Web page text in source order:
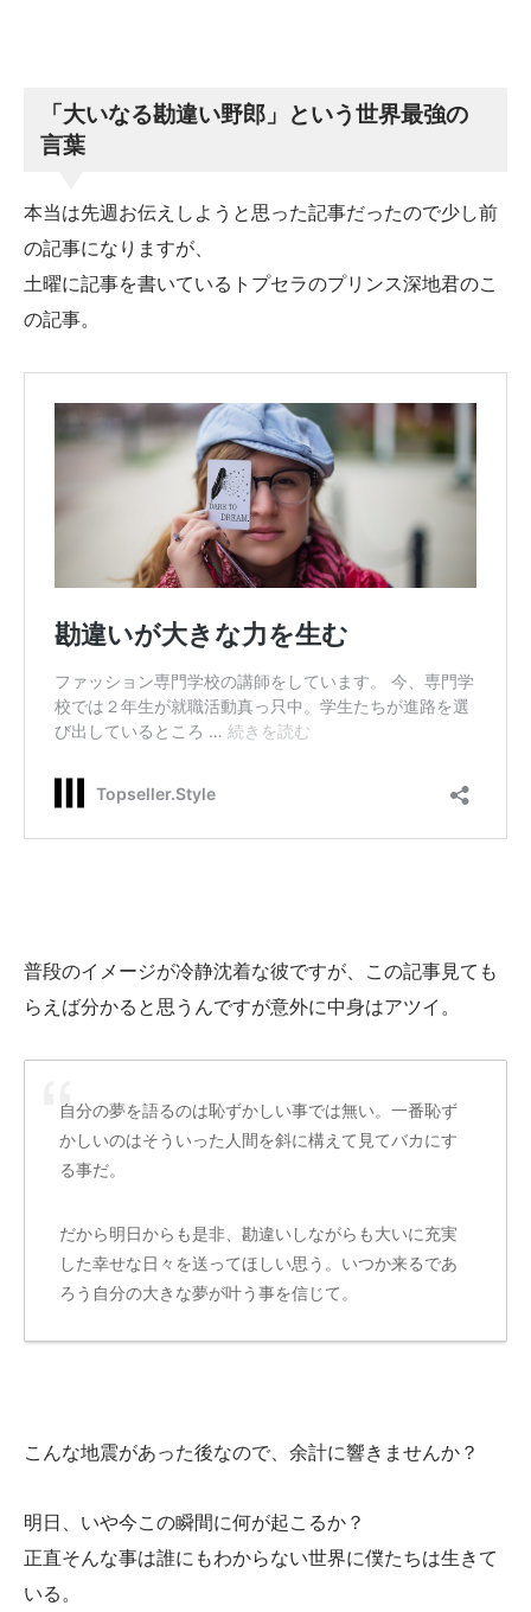
「大いなる勘違い野郎」という世界最強の
言葉
本当は先週お伝えしようと思った記事だったので少し前
の記事になりますが、
土曜に記事を書いているトプセラのプリンス深地君のこ
の記事。
普段のイメージが冷静沈着な彼ですが、この記事見ても
らえば分かると思うんですが意外に中身はアツイ。
自分の夢を語るのは恥ずかしい事では無い。一番恥ず
かしいのはそういった人間を斜に構えて見てバカにす
る事だ。
だから明日からも是非、勘違いしながらも大いに充実
した幸せな日々を送ってほしい思う。いつか来るであ
ろう自分の大きな夢が叶う事を信じて。
こんな地震があった後なので、余計に響きませんか？
明日、いや今この瞬間に何が起こるか？
正直そんな事は誰にもわからない世界に僕たちは生きて
いる。